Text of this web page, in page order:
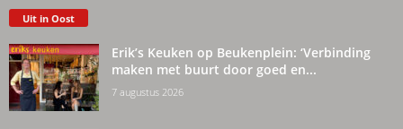
Uit in Oost
Erik’s Keuken op Beukenplein: ‘Verbinding
maken met buurt door goed en...
7 augustus 2026